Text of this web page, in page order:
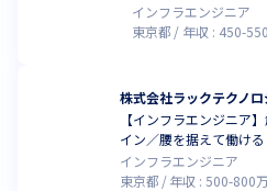
インフラエンジニア
東京都
年収 : 450-550
株式会社ラックテクノロ
【インフラエンジニア
イン／腰を据えて働ける
インフラエンジニア
東京都
年収 :500-800